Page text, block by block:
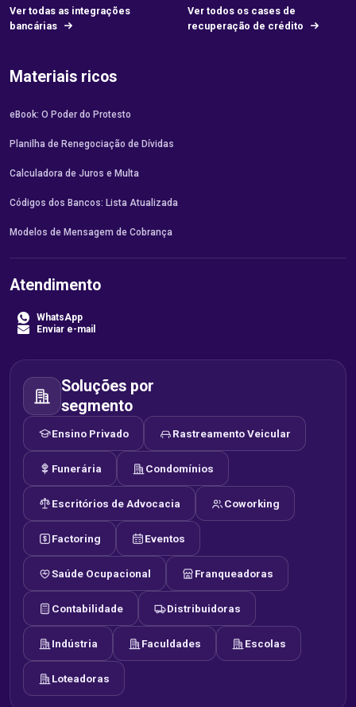
Ver todas as integrações
bancárias
Ver todos os cases de
recuperação de crédito
Materiais ricos
eBook: O Poder do Protesto
Planilha de Renegociação de Dívidas
Calculadora de Juros e Multa
Códigos dos Bancos: Lista Atualizada
Modelos de Mensagem de Cobrança
Atendimento
WhatsApp
Enviar e-mail
Soluções por
segmento
Ensino Privado Rastreamento Veicular
Funerária Condomínios
Escritórios de Advocacia Coworking
Factoring Eventos
Saúde Ocupacional Franqueadoras
Contabilidade Distribuidoras
Indústria Faculdades Escolas
Loteadoras